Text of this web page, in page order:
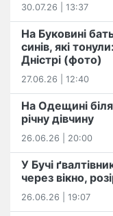
30.07.26 | 13:37
На Буковині
синів, які
Дністрі (фото)
27.06.26 | 12:40
На Одещині
річну дівчину
26.06.26 | 20:00
У Бучі
через вікно,
26.06.26 | 19:07